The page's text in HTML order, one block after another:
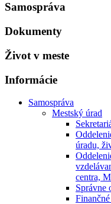
Samospráva
Dokumenty
Život v meste
Informácie
Samospráva
Mestský úrad
úradu,
centra,
Správne